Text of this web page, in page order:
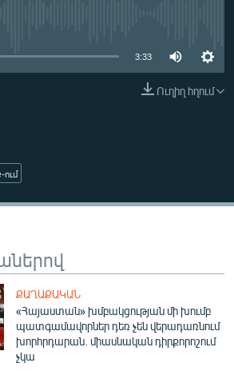
3:33
Ուղիղ հղում
ում
ՔԱՂԱՔԱԿԱՆ
«Հայաստան» խմբակցության մի խումբ
պատգամավորներ դեռ չեն վերադառնում
խորհրդարան. միասնական դիրքորոշում
չկա